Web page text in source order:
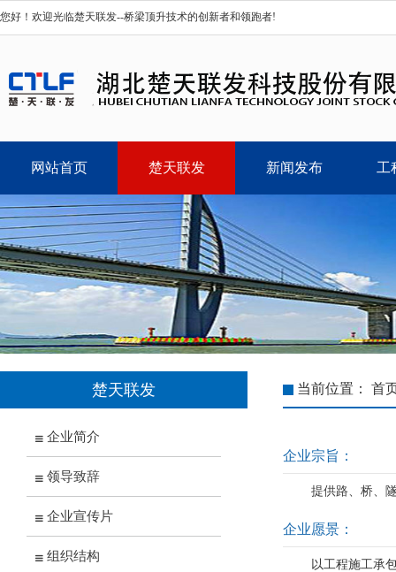
您好！欢迎光临楚天联发--桥梁顶升技术的创新者和领跑者!
网站首页 楚天联发 新闻发布 工
楚天联发
企业简介
领导致辞
企业宣传片
组织结构
当前位置： 首
企业宗旨：
提供路、桥、
企业愿景：
以工程施工承